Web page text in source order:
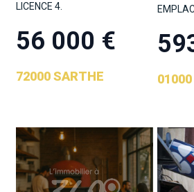
LICENCE 4.
56 000 €
72000 SARTHE